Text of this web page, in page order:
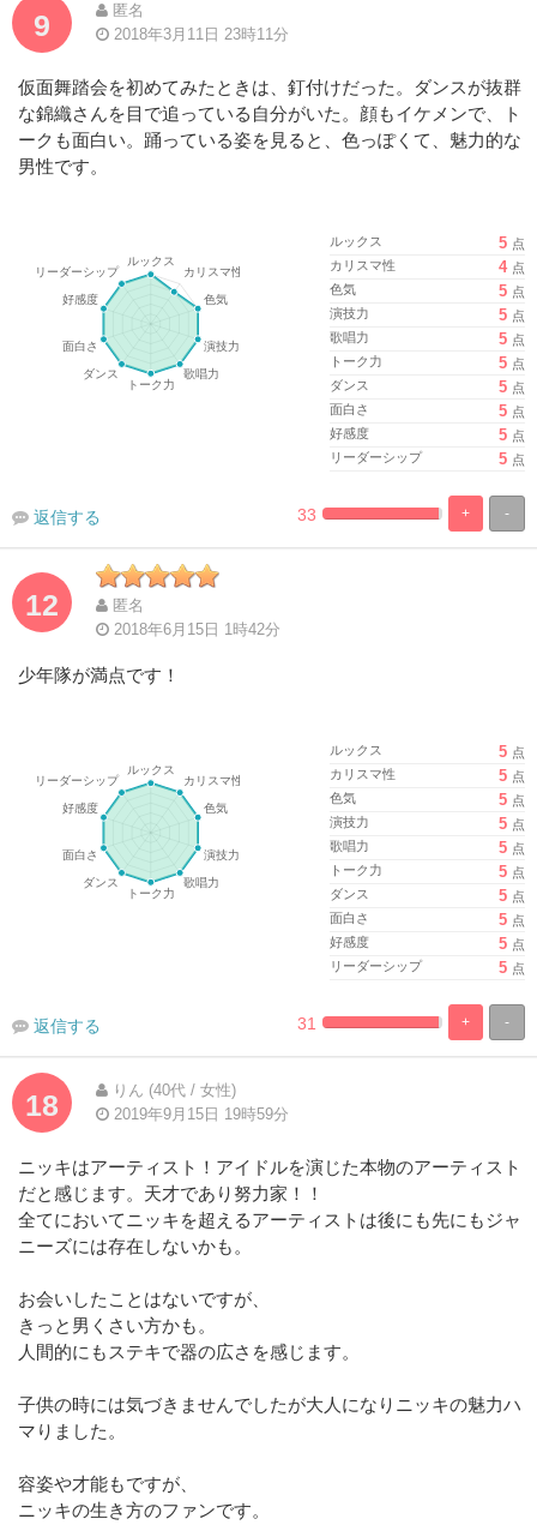
9
匿名
2018年3月11日 23時11分
仮面舞踏会を初めてみたときは、釘付けだった。ダンスが抜群
な錦織さんを目で追っている自分がいた。顔もイケメンで、ト
ークも面白い。踊っている姿を見ると、色っぽくて、魅力的な
男性です。
ルックス 5 点
カリスマ性
4 点
色気
5 点
演技力
5 点
歌唱力
5 点
トーク力
5 点
ダンス
5 点
面白さ
5 点
好感度
5 点
リーダーシップ
5 点
-
+
%
100%
33
返信する
12
匿名
2018年6月15日 1時42分
少年隊が満点です！
ルックス 5 点
カリスマ性
5 点
色気
5 点
演技力
5 点
歌唱力
5 点
トーク力
5 点
ダンス
5 点
面白さ
5 点
好感度
5 点
リーダーシップ
5 点
-
+
%
100%
31
返信する
18
りん (40代 / 女性)
2019年9月15日 19時59分
ニッキはアーティスト！アイドルを演じた本物のアーティスト
だと感じます。天才であり努力家！！
全てにおいてニッキを超えるアーティストは後にも先にもジャ
ニーズには存在しないかも。
お会いしたことはないですが、
きっと男くさい方かも。
人間的にもステキで器の広さを感じます。
子供の時には気づきませんでしたが大人になりニッキの魅力ハ
マりました。
容姿や才能もですが、
ニッキの生き方のファンです。